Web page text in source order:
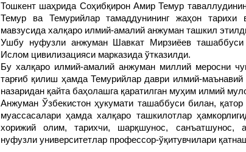
Тошкент шаҳрида Соҳибқирон Амир Темур
Темур ва Темурийлар тамаддунининг жаҳон тарихи
мавзусида халқаро илмий-амалий анжуман ташкил
Ушбу нуфузли анжуман Шавкат Мирзиёев ташаббуси
Ислом цивилизацияси марказида ўтказилди.
Бу халқаро илмий-амалий анжуман миллий меросни
тарғиб қилиш ҳамда Темурийлар даври илмий-
назаридан қайта баҳолашга қаратилган муҳим илмий
Анжуман Ўзбекистон ҳукумати ташаббуси билан,
муассасалари ҳамда халқаро ташкилотлар
хорижий олим, тарихчи, шарқшунос, санъатшунос,
нуфузли университетлар профессор-ўқитувчилари